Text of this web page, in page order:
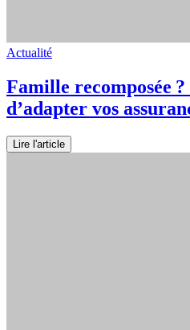
Actualité
Famille recomposée ?
d’adapter vos
Lire l'article